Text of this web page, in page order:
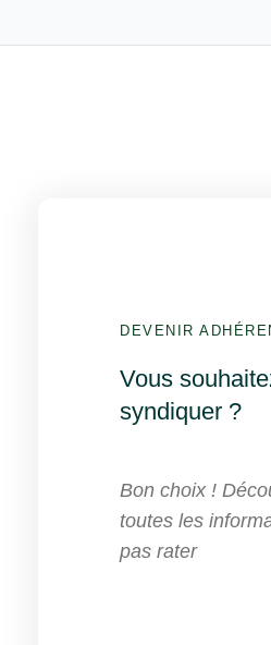
DEVENIR
Vous
syndiquer ?
Bon choix !
toutes les
pas rater